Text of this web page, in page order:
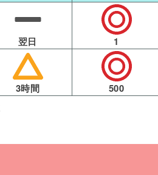
翌日 1
3時間 500